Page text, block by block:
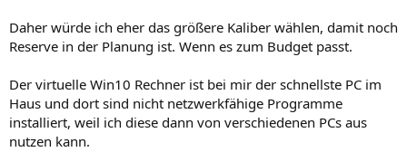
Daher würde ich eher das größere Kaliber wählen, damit noch
Reserve in der Planung ist. Wenn es zum Budget passt.
Der virtuelle Win10 Rechner ist bei mir der schnellste PC im
Haus und dort sind nicht netzwerkfähige Programme
installiert, weil ich diese dann von verschiedenen PCs aus
nutzen kann.